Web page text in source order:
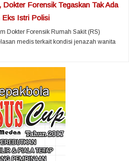
Forensik Tegaskan Tak Ada
Eks Istri Polisi
Dokter Forensik Rumah Sakit (RS)
medis terkait kondisi jenazah wanita